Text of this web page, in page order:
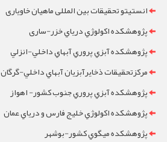
انستیتو تحقیقات بین المللی ماهیان خاویاری
پژوهشکده اکولوژي درياي خزر-ساری
پژوهشکده آبزي پروري آبهاي داخلي-انزلي
مرکزتحقيقات ذخايرآبزيان آبهاي داخلي-گرگان
پژوهشکده آبزي پروري جنوب کشور- اهواز
پژوهشکده اکولوژي خليج فارس و درياي عمان
پژوهشکده ميگوي کشور-بوشهر